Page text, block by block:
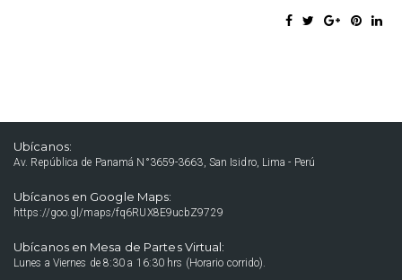
Ubícanos:
Av. República de Panamá N°3659-3663, San Isidro, Lima - Perú
Ubícanos en Google Maps:
https://goo.gl/maps/fq6RUX8E9ucbZ9729
Ubícanos en Mesa de Partes Virtual:
Lunes a Viernes de 8:30 a 16:30 hrs (Horario corrido).